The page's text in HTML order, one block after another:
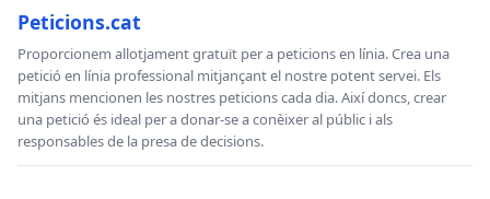
Peticions.cat
Proporcionem allotjament gratuït per a peticions en línia. Crea una
petició en línia professional mitjançant el nostre potent servei. Els
mitjans mencionen les nostres peticions cada dia. Així doncs, crear
una petició és ideal per a donar-se a conèixer al públic i als
responsables de la presa de decisions.